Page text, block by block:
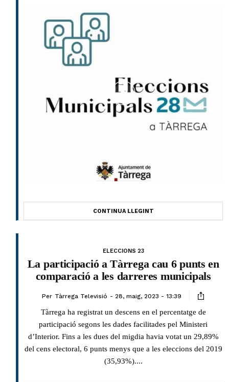
CONTINUA LLEGINT
ELECCIONS 23
La participació a Tàrrega cau 6 punts en
comparació a les darreres municipals
Per Tàrrega Televisió 28, maig, 2023 - 13:39
Tàrrega ha registrat un descens en el percentatge de
participació segons les dades facilitades pel Ministeri
d’Interior. Fins a les dues del migdia havia votat un 29,89%
del cens electoral, 6 punts menys que a les eleccions del 2019
(35,93%)....